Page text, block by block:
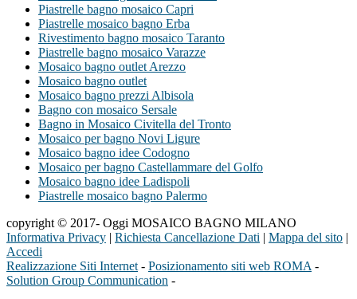
Piastrelle bagno mosaico Capri
Piastrelle mosaico bagno Erba
Rivestimento bagno mosaico Taranto
Piastrelle bagno mosaico Varazze
Mosaico bagno outlet Arezzo
Mosaico bagno outlet
Mosaico bagno prezzi Albisola
Bagno con mosaico Sersale
Bagno in Mosaico Civitella del Tronto
Mosaico per bagno Novi Ligure
Mosaico bagno idee Codogno
Mosaico per bagno Castellammare del Golfo
Mosaico bagno idee Ladispoli
Piastrelle mosaico bagno Palermo
copyright © 2017- Oggi MOSAICO BAGNO MILANO
Informativa Privacy | Richiesta Cancellazione Dati | Mappa del sito |
Accedi
Realizzazione Siti Internet - Posizionamento siti web ROMA -
Solution Group Communication -